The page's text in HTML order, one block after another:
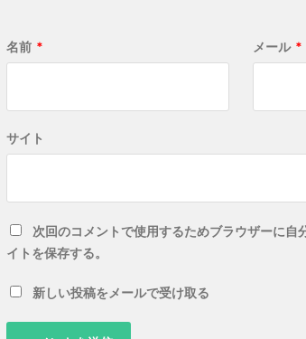
名前 * メール *
サイト
次回のコメントで使用するためブラウザーに自
イトを保存する。
新しい投稿をメールで受け取る